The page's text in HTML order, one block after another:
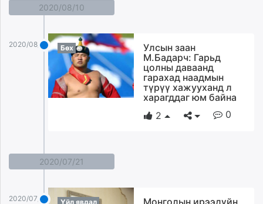
2020/08/10
2020/08/10 Бөх
Улсын заан
М.Бадарч: Гарьд
цолны даваанд
гарахад наадмын
түрүү хажууханд л
харагддаг юм байна
2
0
2020/07/21
2020/07/21 Үйл явдал
Монголын ирээдүйн